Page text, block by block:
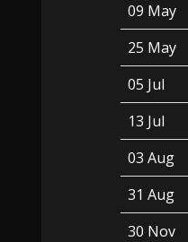
09 May
25 May
05 Jul
13 Jul
03 Aug
31 Aug
30 Nov